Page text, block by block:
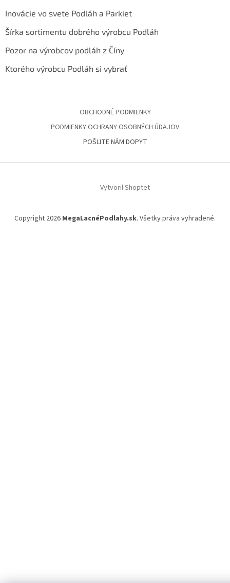
Inovácie vo svete Podláh a Parkiet
Šírka sortimentu dobrého výrobcu Podláh
Pozor na výrobcov podláh z Číny
Ktorého výrobcu Podláh si vybrať
OBCHODNÉ PODMIENKY
PODMIENKY OCHRANY OSOBNÝCH ÚDAJOV
POŠLITE NÁM DOPYT
Vytvoril Shoptet
Copyright 2026 MegaLacnéPodlahy.sk. Všetky práva vyhradené.